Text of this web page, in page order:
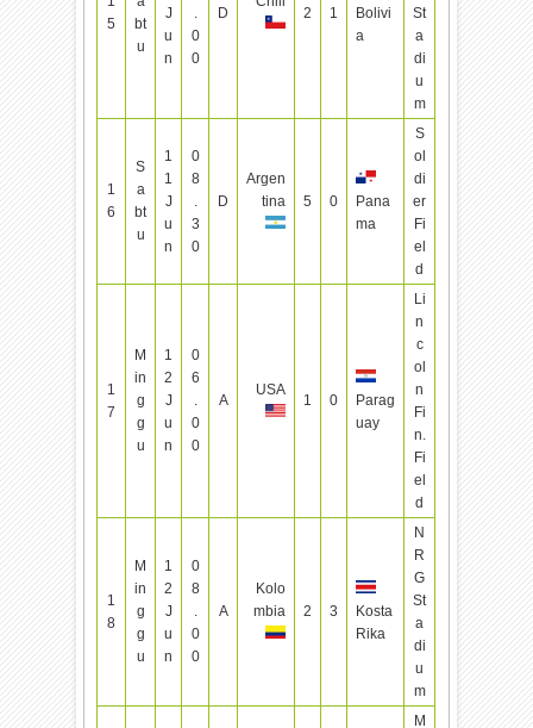
5
bt
u
J
u
n
.
0
0
D 2 1
Bolivi
a
St
a
di
u
m
1
6
S
a
bt
u
1
1
J
u
n
0
8
.
3
0
D
Argen
tina
5 0
Pana
ma
S
ol
di
er
Fi
el
d
1
7
M
in
g
g
u
1
2
J
u
n
0
6
.
0
0
A
USA
1 0
Parag
uay
Li
n
c
ol
n
Fi
n.
Fi
el
d
1
8
M
in
g
g
u
1
2
J
u
n
0
8
.
0
0
A
Kolo
mbia
2 3
Kosta
Rika
N
R
G
St
a
di
u
m
M